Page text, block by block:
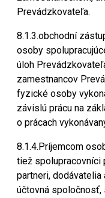
Prevádzkovateľa.
8.1.3.obchodní
osoby
úloh
zamestnancov
fyzické osoby
závislú prácu na
o prácach
8.1.4.Príjemcom
tiež spolupracovníci
partneri, dodávatelia
účtovná